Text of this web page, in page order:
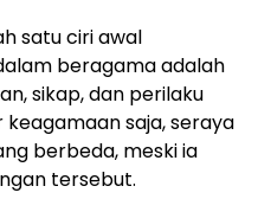
satu ciri awal
beragama adalah
sikap, dan perilaku
saja, seraya
berbeda, meski ia
tersebut.